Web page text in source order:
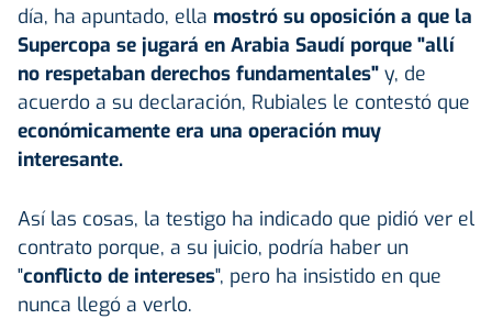
día, ha apuntado, ella mostró su oposición a que la
Supercopa se jugará en Arabia Saudí porque "allí
no respetaban derechos fundamentales" y, de
acuerdo a su declaración, Rubiales le contestó que
económicamente era una operación muy
interesante.
Así las cosas, la testigo ha indicado que pidió ver el
contrato porque, a su juicio, podría haber un
"conflicto de intereses", pero ha insistido en que
nunca llegó a verlo.